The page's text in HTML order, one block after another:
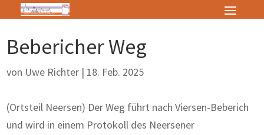
Bebericher Weg
von Uwe Richter | 18. Feb. 2025
(Ortsteil Neersen) Der Weg führt nach Viersen-Beberich
und wird in einem Protokoll des Neersener